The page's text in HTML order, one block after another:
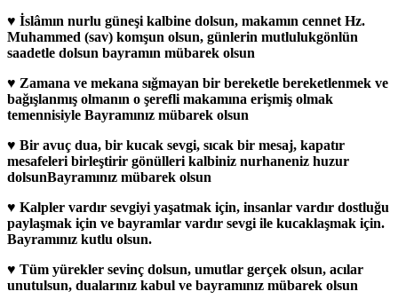
♥ İslâmın nurlu güneşi kalbine dolsun, makamın cennet Hz.
Muhammed (sav) komşun olsun, günlerin mutlulukgönlün
saadetle dolsun bayramın mübarek olsun
♥ Zamana ve mekana sığmayan bir bereketle bereketlenmek ve
bağışlanmış olmanın o şerefli makamına erişmiş olmak
temennisiyle Bayramınız mübarek olsun
♥ Bir avuç dua, bir kucak sevgi, sıcak bir mesaj, kapatır
mesafeleri birleştirir gönülleri kalbiniz nurhaneniz huzur
dolsunBayramınız mübarek olsun
♥ Kalpler vardır sevgiyi yaşatmak için, insanlar vardır dostluğu
paylaşmak için ve bayramlar vardır sevgi ile kucaklaşmak için.
Bayramınız kutlu olsun.
♥ Tüm yürekler sevinç dolsun, umutlar gerçek olsun, acılar
unutulsun, dualarınız kabul ve bayramınız mübarek olsun